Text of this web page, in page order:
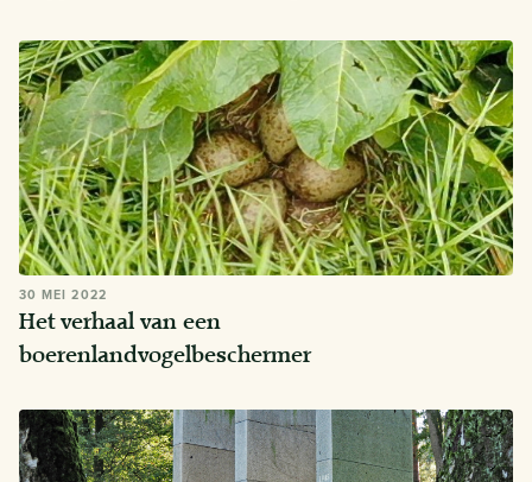
30 MEI 2022
Het verhaal van een
boerenlandvogelbeschermer